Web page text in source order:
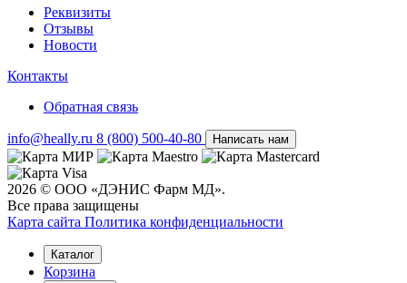
Реквизиты
Отзывы
Новости
Контакты
Обратная связь
info@heally.ru 8 (800) 500-40-80 Написать нам
2026 © ООО «ДЭНИС Фарм МД».
Все права защищены
Карта сайта Политика конфиден­циальности
Каталог
Корзина